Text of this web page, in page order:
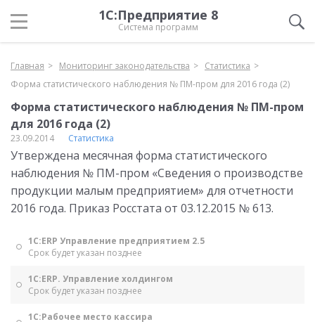
1С:Предприятие 8
Система программ
Главная Мониторинг законодательства
Статистика
Форма статистического наблюдения № ПМ-пром для 2016 года (2)
Форма статистического наблюдения № ПМ-пром
для 2016 года (2)
23.09.2014 Статистика
Утверждена месячная форма статистического
наблюдения № ПМ-пром «Сведения о производстве
продукции малым предприятием» для отчетности
2016 года. Приказ Росстата от 03.12.2015 № 613.
1С:ERP Управление предприятием 2.5
Срок будет указан позднее
1С:ERP. Управление холдингом
Срок будет указан позднее
1С:Рабочее место кассира